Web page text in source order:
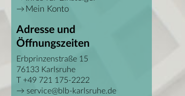
Mein Konto
Adresse und
Öffnungszeiten
Erbprinzenstraße 15
76133 Karlsruhe
T +49 721 175-2222
service@blb-karlsruhe.de